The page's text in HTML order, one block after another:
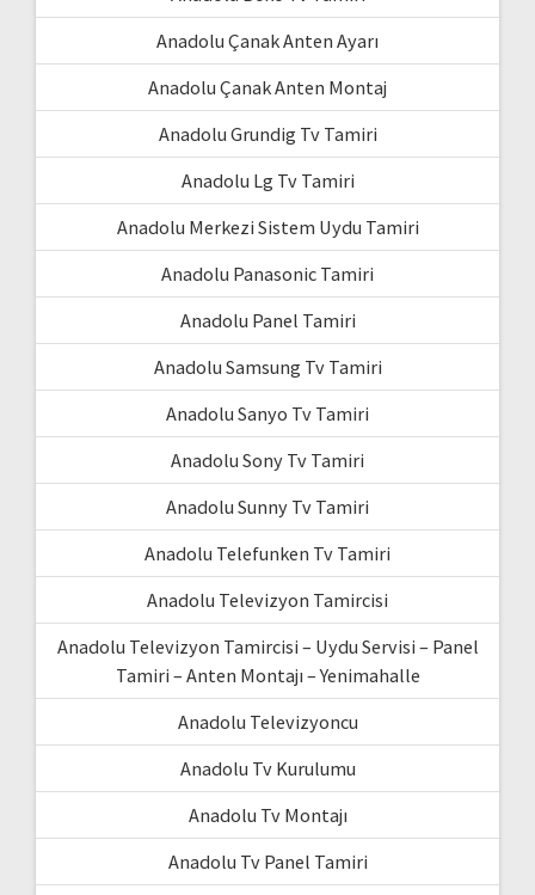
Anadolu Çanak Anten Ayarı
Anadolu Çanak Anten Montaj
Anadolu Grundig Tv Tamiri
Anadolu Lg Tv Tamiri
Anadolu Merkezi Sistem Uydu Tamiri
Anadolu Panasonic Tamiri
Anadolu Panel Tamiri
Anadolu Samsung Tv Tamiri
Anadolu Sanyo Tv Tamiri
Anadolu Sony Tv Tamiri
Anadolu Sunny Tv Tamiri
Anadolu Telefunken Tv Tamiri
Anadolu Televizyon Tamircisi
Anadolu Televizyon Tamircisi – Uydu Servisi – Panel
Tamiri – Anten Montajı – Yenimahalle
Anadolu Televizyoncu
Anadolu Tv Kurulumu
Anadolu Tv Montajı
Anadolu Tv Panel Tamiri